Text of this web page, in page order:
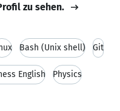
zu sehen.
Bash (Unix shell) Git
English Physics